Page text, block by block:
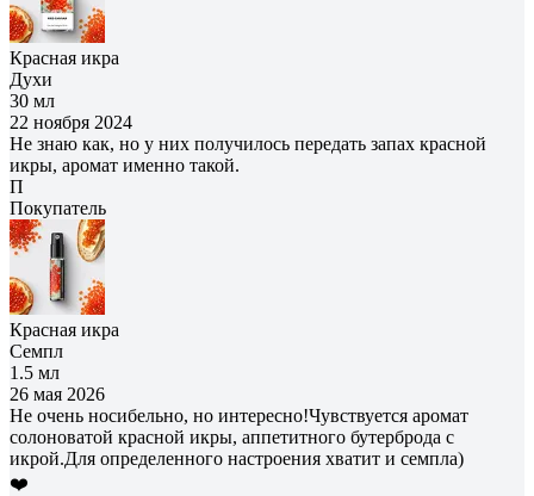
Красная икра
Духи
30 мл
22 ноября 2024
Не знаю как, но у них получилось передать запах красной
икры, аромат именно такой.
П
Покупатель
Красная икра
Семпл
1.5 мл
26 мая 2026
Не очень носибельно, но интересно!Чувствуется аромат
солоноватой красной икры, аппетитного бутерброда с
икрой.Для определенного настроения хватит и семпла)
❤️